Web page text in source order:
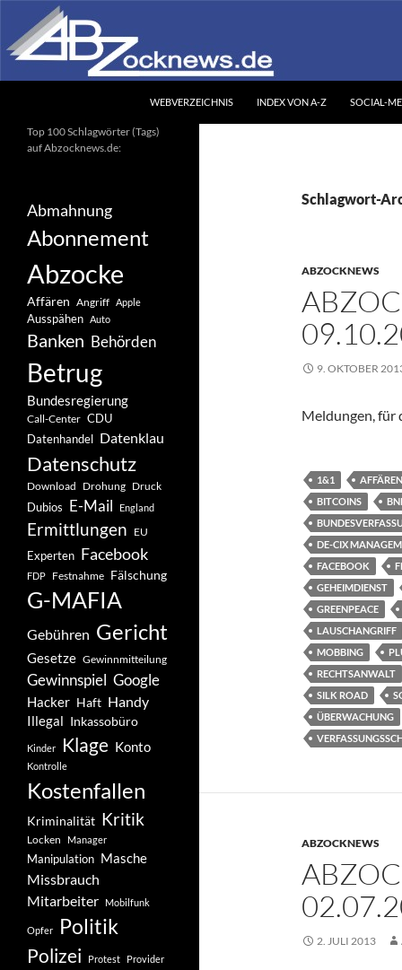
Inhalt
springen
WEBVERZEICHNIS INDEX VON A-Z SOCIAL-
Schlagwort-
ABZOCKNEWS
9. OKTOBER
Meldungen, für
1&1 AFFÄREN
BITCOINS
DE-CIX
FACEBOOK
GEHEIMDIENST
GREENPEACE
LAUSCHANGRIFF
MOBBING
RECHTSANWALT
SILK ROAD
ÜBERWACHUNG
ABZOCKNEWS
2. JULI 2013
Ihr unabhängiges
Informationsportal
Top 100 Schlagwörter (Tags)
auf Abzocknews.de:
Abmahnung
Abonnement
Abzocke
Affären Angriff Apple
Ausspähen Auto
Banken Behörden
Betrug
Bundesregierung
Call-Center CDU
Datenhandel Datenklau
Datenschutz
Download Drohung Druck
Dubios E-Mail England
Ermittlungen EU
Experten Facebook
FDP Festnahme Fälschung
G-MAFIA
Gebühren Gericht
Gesetze Gewinnmitteilung
Gewinnspiel Google
Hacker Haft Handy
Illegal Inkassobüro
Kinder Klage Konto
Kontrolle
Kostenfallen
Kriminalität Kritik
Locken Manager
Manipulation Masche
Missbrauch
Mitarbeiter
Mobilfunk
Opfer Politik
Polizei Protest Provider